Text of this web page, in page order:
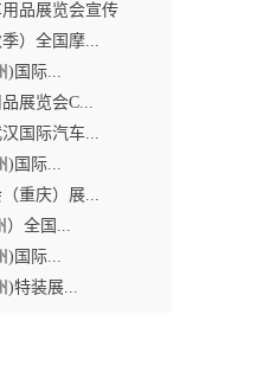
品展览会宣传
）全国摩...
)国际...
展览会C...
国际汽车...
)国际...
重庆）展...
）全国...
)国际...
)特装展...